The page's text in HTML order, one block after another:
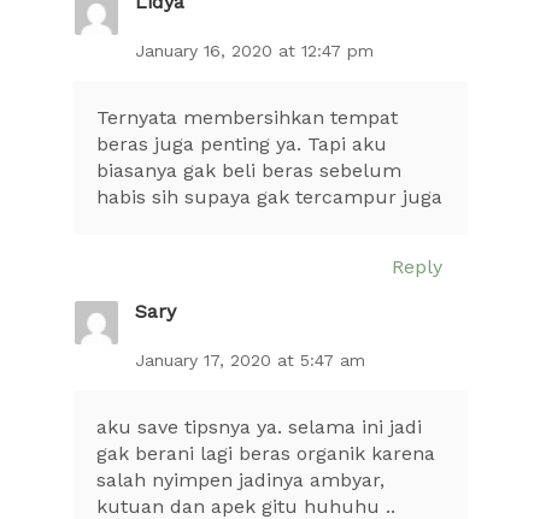
January 16, 2020 at 12:47 pm
Ternyata membersihkan tempat
beras juga penting ya. Tapi aku
biasanya gak beli beras sebelum
habis sih supaya gak tercampur juga
Reply
Sary
January 17, 2020 at 5:47 am
aku save tipsnya ya. selama ini jadi
gak berani lagi beras organik karena
salah nyimpen jadinya ambyar,
kutuan dan apek gitu huhuhu ..